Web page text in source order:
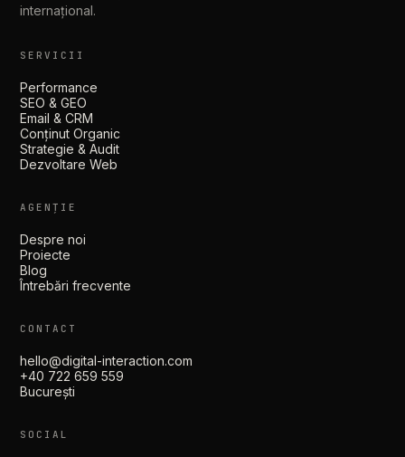
internațional.
SERVICII
Performance
SEO & GEO
Email & CRM
Conținut Organic
Strategie & Audit
Dezvoltare Web
AGENȚIE
Despre noi
Proiecte
Blog
Întrebări frecvente
CONTACT
hello@digital-interaction.com
+40 722 659 559
București
SOCIAL